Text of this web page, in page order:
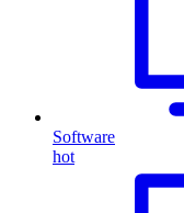
Software
hot